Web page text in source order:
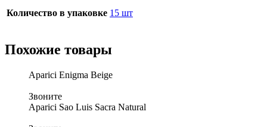
Количество в упаковке 15 шт
Похожие товары
Aparici Enigma Beige
Звоните
Aparici Sao Luis Sacra Natural